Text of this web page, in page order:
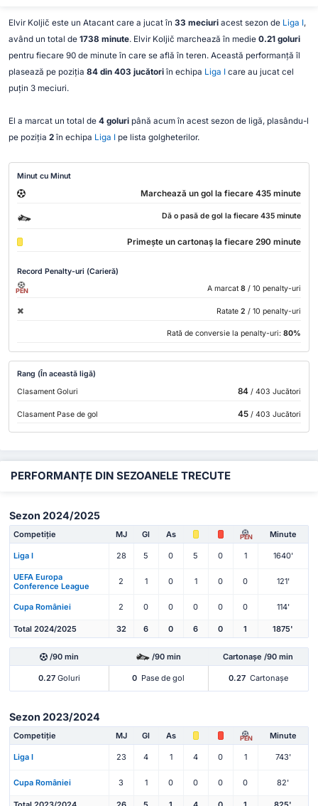
Elvir Koljič este un Atacant care a jucat în 33 meciuriacest sezon de Liga I,
având un total de 1738 minute. Elvir Koljič marchează în medie 0.21 goluri
pentru fiecare 90 de minute în care se află în teren. Această performanță îl
plasează pe poziția 84 din 403 jucătoriîn echipa Liga I care au jucat cel
puțin 3 meciuri.
El a marcat un total de 4 goluripână acum în acest sezon de ligă, plasându-l
pe poziția 2în echipa Liga I pe lista golgheterilor.
Minut cu Minut
Marchează un gol la fiecare 435 minute
Dă o pasă de gol la fiecare 435 minute
Primește un cartonaș la fiecare 290 minute
Record Penalty-uri (Carieră)
PEN A marcat 8 / 10 penalty-uri
Ratate 2 / 10 penalty-uri
Rată de conversie la penalty-uri: 80%
Rang (În această ligă)
Clasament Goluri
84/ 403 Jucători
Clasament Pase de gol 45/ 403 Jucători
PERFORMANȚE DIN SEZOANELE TRECUTE
Sezon 2024/2025
Competiție MJ Gl As PEN Minute
Liga I 28 5 0 5 0 1 1640'
UEFA Europa
Conference League
2 1 0 1 0 0 121'
Cupa României 2 0 0 0 0 0 114'
Total 2024/2025 32 6 0 6 0 1 1875'
/90 min /90 min Cartonașe /90 min
0.27Goluri 0 Pase de gol 0.27 Cartonașe
Sezon 2023/2024
Competiție MJ Gl As PEN Minute
Liga I 23 4 1 4 0 1 743'
Cupa României 3 1 0 0 0 0 82'